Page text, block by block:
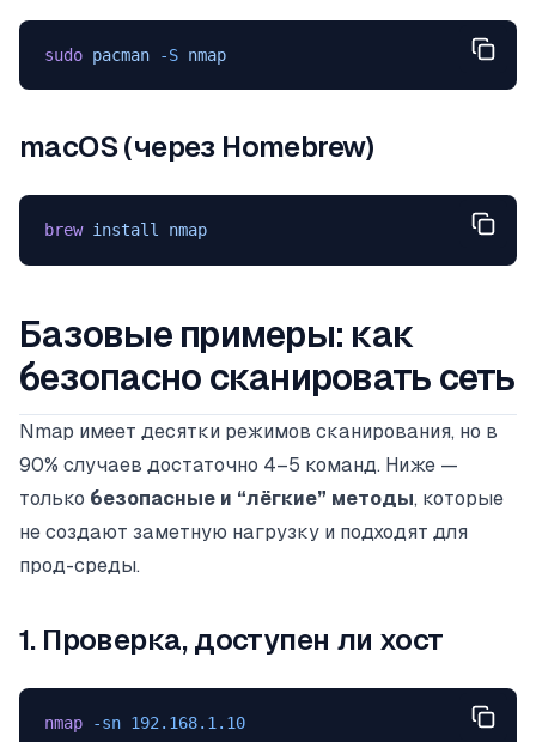
sudo pacman -S nmap
macOS (через Homebrew)
brew install nmap
Базовые примеры: как
безопасно сканировать сеть
Nmap имеет десятки режимов сканирования, но в
90% случаев достаточно 4–5 команд. Ниже —
только безопасные и “лёгкие” методы, которые
не создают заметную нагрузку и подходят для
прод-среды.
1. Проверка, доступен ли хост
nmap -sn 192.168.1.10